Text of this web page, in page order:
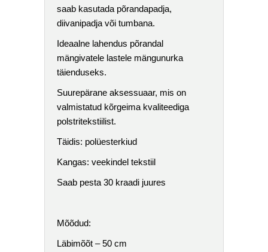
saab kasutada põrandapadja,
diivanipadja või tumbana.
Ideaalne lahendus põrandal
mängivatele lastele mängunurka
täienduseks.
Suurepärane aksessuaar, mis on
valmistatud kõrgeima kvaliteediga
polstritekstiilist.
Täidis: polüesterkiud
Kangas: veekindel tekstiil
Saab pesta 30 kraadi juures
Mõõdud:
Läbimõõt – 50 cm